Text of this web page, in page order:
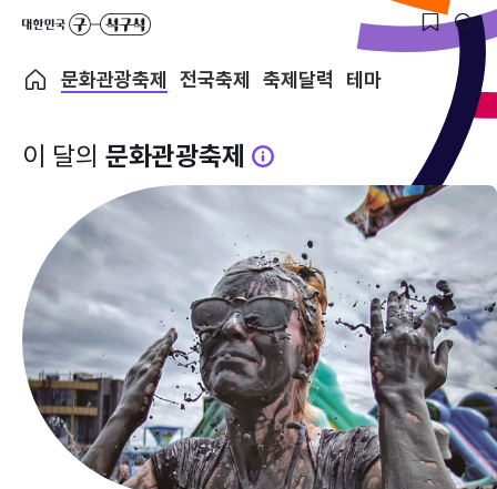
문화관광축제 전국축제 축제달력 테마
이 달의 문화관광축제